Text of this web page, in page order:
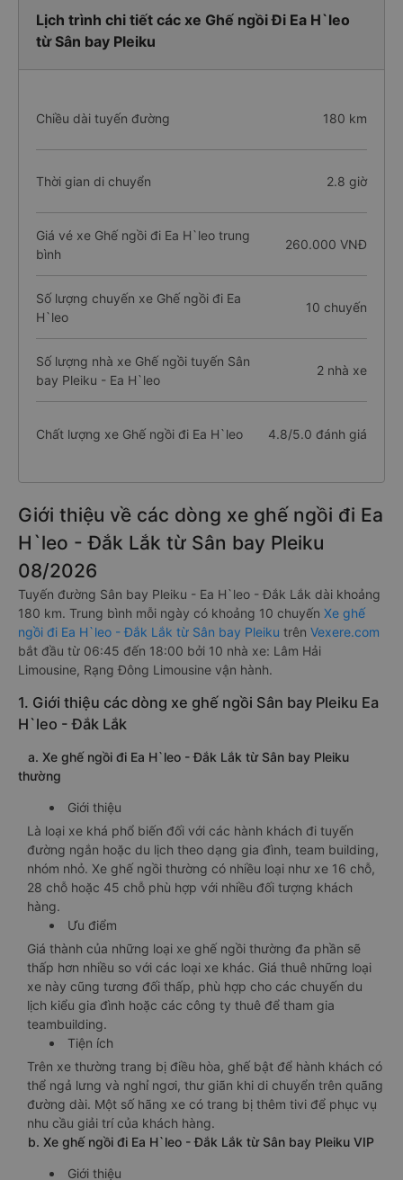
Lịch trình chi tiết các xe Ghế ngồi Đi Ea H`leo
từ Sân bay Pleiku
Chiều dài tuyến đường 180 km
Thời gian di chuyển 2.8 giờ
Giá vé xe Ghế ngồi đi Ea H`leo trung
bình
260.000 VNĐ
Số lượng chuyến xe Ghế ngồi đi Ea
H`leo
10 chuyến
Số lượng nhà xe Ghế ngồi tuyến Sân
bay Pleiku - Ea H`leo
2 nhà xe
Chất lượng xe Ghế ngồi đi Ea H`leo 4.8/5.0 đánh giá
Giới thiệu về các dòng xe ghế ngồi đi Ea
H`leo - Đắk Lắk từ Sân bay Pleiku
08/2026
Tuyến đường Sân bay Pleiku - Ea H`leo - Đắk Lắk dài khoảng
180 km. Trung bình mỗi ngày có khoảng 10 chuyến Xe ghế
ngồi đi Ea H`leo - Đắk Lắk từ Sân bay Pleiku trên Vexere.com
bắt đầu từ 06:45 đến 18:00 bởi 10 nhà xe: Lâm Hải
Limousine, Rạng Đông Limousine vận hành.
1. Giới thiệu các dòng xe ghế ngồi Sân bay Pleiku Ea
H`leo - Đắk Lắk
a. Xe ghế ngồi đi Ea H`leo - Đắk Lắk từ Sân bay Pleiku
thường
Giới thiệu
Là loại xe khá phổ biến đối với các hành khách đi tuyến
đường ngắn hoặc du lịch theo dạng gia đình, team building,
nhóm nhỏ. Xe ghế ngồi thường có nhiều loại như xe 16 chỗ,
28 chỗ hoặc 45 chỗ phù hợp với nhiều đối tượng khách
hàng.
Ưu điểm
Giá thành của những loại xe ghế ngồi thường đa phần sẽ
thấp hơn nhiều so với các loại xe khác. Giá thuê những loại
xe này cũng tương đối thấp, phù hợp cho các chuyến du
lịch kiểu gia đình hoặc các công ty thuê để tham gia
teambuilding.
Tiện ích
Trên xe thường trang bị điều hòa, ghế bật để hành khách có
thể ngả lưng và nghỉ ngơi, thư giãn khi di chuyển trên quãng
đường dài. Một số hãng xe có trang bị thêm tivi để phục vụ
nhu cầu giải trí của khách hàng.
b. Xe ghế ngồi đi Ea H`leo - Đắk Lắk từ Sân bay Pleiku VIP
Giới thiệu